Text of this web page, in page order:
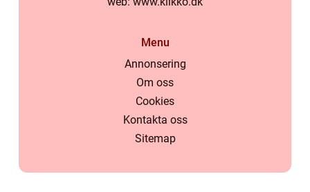
Menu
Annonsering
Om oss
Cookies
Kontakta oss
Sitemap